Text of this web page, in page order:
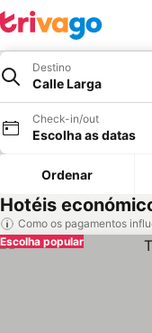
Destino
Calle Larga
Check-in/out
Escolha as datas
Ordenar
Hotéis
Como os pagamentos
Escolha popular